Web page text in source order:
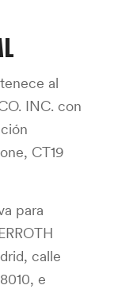
al
INC. con
CT19
para
calle
e